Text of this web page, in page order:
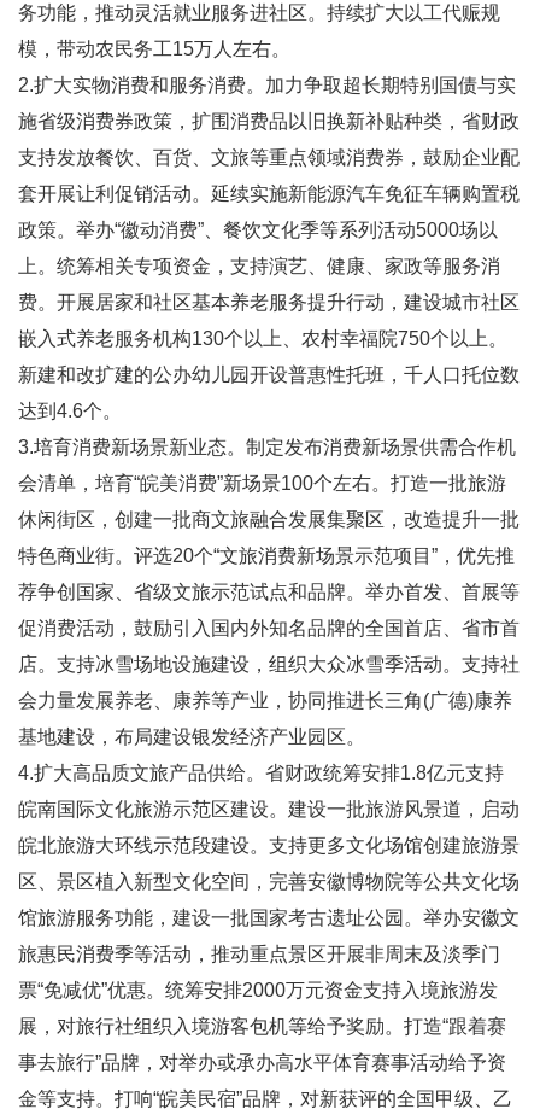
务功能，推动灵活就业服务进社区。持续扩大以工代赈规
模，带动农民务工15万人左右。
2.扩大实物消费和服务消费。加力争取超长期特别国债与实
施省级消费券政策，扩围消费品以旧换新补贴种类，省财政
支持发放餐饮、百货、文旅等重点领域消费券，鼓励企业配
套开展让利促销活动。延续实施新能源汽车免征车辆购置税
政策。举办“徽动消费”、餐饮文化季等系列活动5000场以
上。统筹相关专项资金，支持演艺、健康、家政等服务消
费。开展居家和社区基本养老服务提升行动，建设城市社区
嵌入式养老服务机构130个以上、农村幸福院750个以上。
新建和改扩建的公办幼儿园开设普惠性托班，千人口托位数
达到4.6个。
3.培育消费新场景新业态。制定发布消费新场景供需合作机
会清单，培育“皖美消费”新场景100个左右。打造一批旅游
休闲街区，创建一批商文旅融合发展集聚区，改造提升一批
特色商业街。评选20个“文旅消费新场景示范项目”，优先推
荐争创国家、省级文旅示范试点和品牌。举办首发、首展等
促消费活动，鼓励引入国内外知名品牌的全国首店、省市首
店。支持冰雪场地设施建设，组织大众冰雪季活动。支持社
会力量发展养老、康养等产业，协同推进长三角(广德)康养
基地建设，布局建设银发经济产业园区。
4.扩大高品质文旅产品供给。省财政统筹安排1.8亿元支持
皖南国际文化旅游示范区建设。建设一批旅游风景道，启动
皖北旅游大环线示范段建设。支持更多文化场馆创建旅游景
区、景区植入新型文化空间，完善安徽博物院等公共文化场
馆旅游服务功能，建设一批国家考古遗址公园。举办安徽文
旅惠民消费季等活动，推动重点景区开展非周末及淡季门
票“免减优”优惠。统筹安排2000万元资金支持入境旅游发
展，对旅行社组织入境游客包机等给予奖励。打造“跟着赛
事去旅行”品牌，对举办或承办高水平体育赛事活动给予资
金等支持。打响“皖美民宿”品牌，对新获评的全国甲级、乙